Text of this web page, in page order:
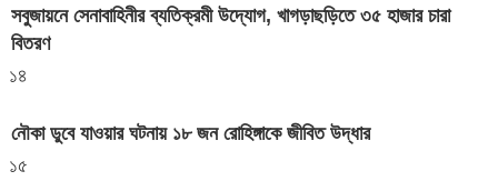
সবুজায়নে সেনাবাহিনীর ব্যতিক্রমী উদ্যোগ, খাগড়াছড়িতে ৩৫ হাজার চারা
বিতরণ
১৪
নৌকা ডুবে যাওয়ার ঘটনায় ১৮ জন রোহিঙ্গাকে জীবিত উদ্ধার
১৫